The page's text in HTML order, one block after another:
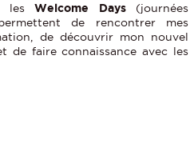
les Welcome Days(journées
de rencontrer mes
de découvrir mon nouvel
de faire connaissance avec les